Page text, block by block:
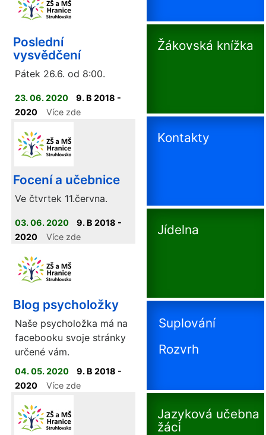
Poslední
vysvědčení
Pátek 26.6. od 8:00.
23. 06. 2020
9. B 2018 -
2020
Více zde
Focení a učebnice
Ve čtvrtek 11.června.
03. 06. 2020
9. B 2018 -
2020
Více zde
Blog psycholožky
Naše psycholožka má na
facebooku svoje stránky
určené vám.
04. 05. 2020
9. B 2018 -
2020
Více zde
Žákovská knížka
Kontakty
Jídelna
Suplování
Rozvrh
Jazyková učebna
žáci